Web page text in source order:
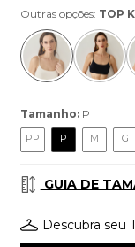
Outras opções: TOP
Tamanho: P
PP P M G
GUIA DE
Descubra seu